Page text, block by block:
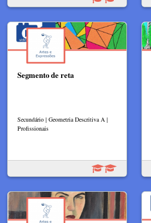
Segmento de reta
Secundário | Geometria Descritiva A |
Profissionais